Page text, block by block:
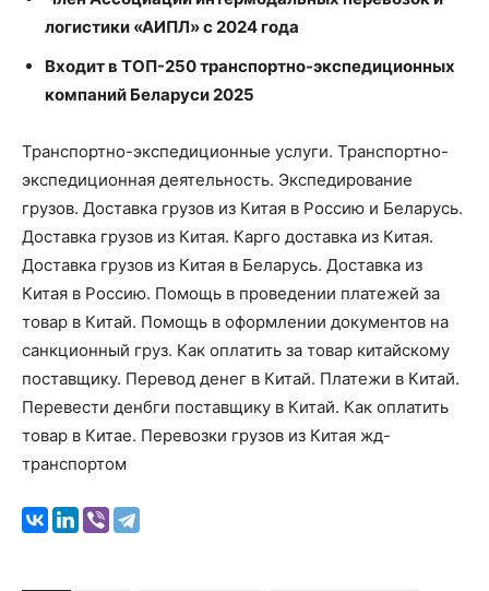
логистики «АИПЛ» с 2024 года
Входит в ТОП-250 транспортно-экспедиционных
компаний Беларуси 2025
Транспортно-экспедиционные услуги. Транспортно-
экспедиционная деятельность. Экспедирование
грузов. Доставка грузов из Китая в Россию и Беларусь.
Доставка грузов из Китая. Карго доставка из Китая.
Доставка грузов из Китая в Беларусь. Доставка из
Китая в Россию. Помощь в проведении платежей за
товар в Китай. Помощь в оформлении документов на
санкционный груз. Как оплатить за товар китайскому
поставщику. Перевод денег в Китай. Платежи в Китай.
Перевести денбги поставщику в Китай. Как оплатить
товар в Китае. Перевозки грузов из Китая жд-
транспортом